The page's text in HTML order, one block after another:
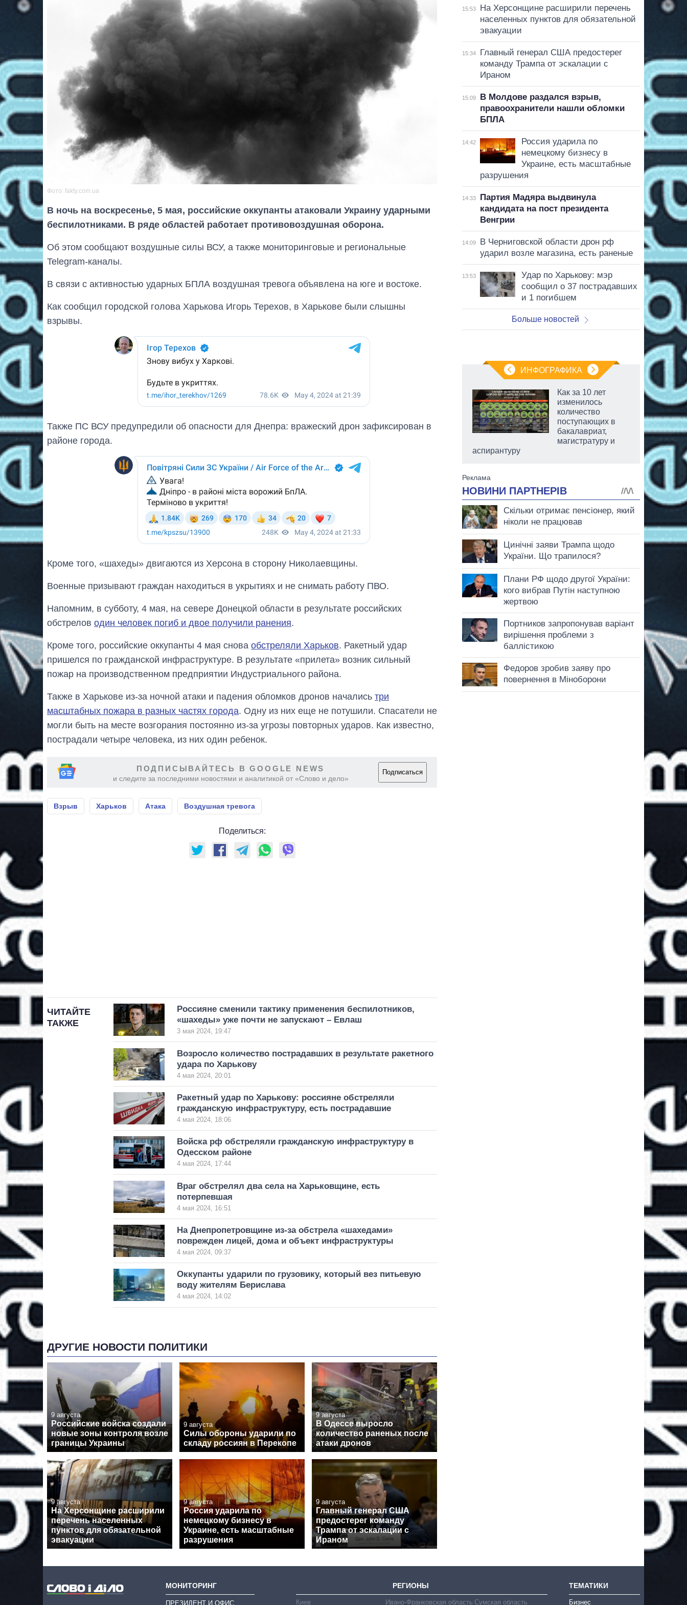
Фото: fakty.com.ua
В ночь на воскресенье, 5 мая, российские оккупанты атаковали Украину ударными
беспилотниками. В ряде областей работает противовоздушная оборона.
Об этом сообщают воздушные силы ВСУ, а также мониторинговые и региональные
Telegram-каналы.
В связи с активностью ударных БПЛА воздушная тревога объявлена на юге и востоке.
Как сообщил городской голова Харькова Игорь Терехов, в Харькове были слышны
взрывы.
Также ПС ВСУ предупредили об опасности для Днепра: вражеский дрон зафиксирован в
районе города.
Кроме того, «шахеды» двигаются из Херсона в сторону Николаевщины.
Военные призывают граждан находиться в укрытиях и не снимать работу ПВО.
Напомним, в субботу, 4 мая, на севере Донецкой области в результате российских
обстрелов один человек погиб и двое получили ранения.
Кроме того, российские оккупанты 4 мая снова обстреляли Харьков. Ракетный удар
пришелся по гражданской инфраструктуре. В результате «прилета» возник сильный
пожар на производственном предприятии Индустриального района.
Также в Харькове из-за ночной атаки и падения обломков дронов начались три
масштабных пожара в разных частях города. Одну из них еще не потушили. Спасатели не
могли быть на месте возгорания постоянно из-за угрозы повторных ударов. Как известно,
пострадали четыре человека, из них один ребенок.
ПОДПИСЫВАЙТЕСЬ В GOOGLE NEWS
и следите за последними новостями и аналитикой от «Слово и дело»
Подписаться
Взрыв Харьков Атака Воздушная тревога
Поделиться:
ЧИТАЙТЕ
ТАКЖЕ
Россияне сменили тактику применения беспилотников,
«шахеды» уже почти не запускают – Евлаш
3 мая 2024, 19:47
Возросло количество пострадавших в результате ракетного
удара по Харькову
4 мая 2024, 20:01
Ракетный удар по Харькову: россияне обстреляли
гражданскую инфраструктуру, есть пострадавшие
4 мая 2024, 18:06
Войска рф обстреляли гражданскую инфраструктуру в
Одесском районе
4 мая 2024, 17:44
Враг обстрелял два села на Харьковщине, есть
потерпевшая
4 мая 2024, 16:51
На Днепропетровщине из-за обстрела «шахедами»
поврежден лицей, дома и объект инфраструктуры
4 мая 2024, 09:37
Оккупанты ударили по грузовику, который вез питьевую
воду жителям Берислава
4 мая 2024, 14:02
ДРУГИЕ НОВОСТИ ПОЛИТИКИ
9 августа
Российские войска создали
новые зоны контроля возле
границы Украины
9 августа
Силы обороны ударили по
складу россиян в Перекопе
9 августа
В Одессе выросло
количество раненых после
атаки дронов
9 августа
На Херсонщине расширили
перечень населенных
пунктов для обязательной
эвакуации
9 августа
Россия ударила по
немецкому бизнесу в
Украине, есть масштабные
разрушения
9 августа
Главный генерал США
предостерег команду
Трампа от эскалации с
Ираном
15:53
На Херсонщине расширили перечень
населенных пунктов для обязательной
эвакуации
15:34
Главный генерал США предостерег
команду Трампа от эскалации с
Ираном
15:09
В Молдове раздался взрыв,
правоохранители нашли обломки
БПЛА
14:42
Россия ударила по
немецкому бизнесу в
Украине, есть масштабные
разрушения
14:33
Партия Мадяра выдвинула
кандидата на пост президента
Венгрии
14:09
В Черниговской области дрон рф
ударил возле магазина, есть раненые
13:53
Удар по Харькову: мэр
сообщил о 37 пострадавших
и 1 погибшем
Больше новостей
ИНФОГРАФИКА
руководителя СВР
Как за 10 лет
изменилось
количество
поступающих в
бакалавриат,
магистратуру и
аспирантуру
МОНИТОРИНГ
ПРЕЗИДЕНТ И ОФИС
РЕГИОНЫ
Киев Ивано-Франковская область Сумская область
ТЕМАТИКИ
Бизнес